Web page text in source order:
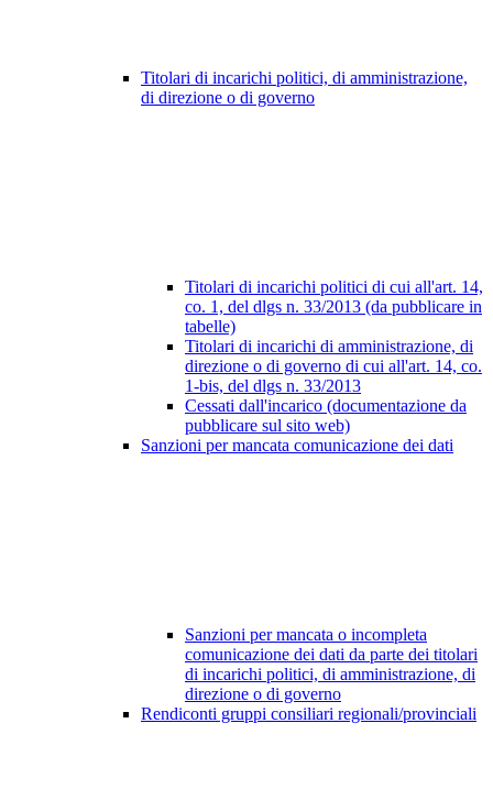
Titolari di incarichi politici, di amministrazione,
di direzione o di governo
Titolari di incarichi politici di cui all'art. 14,
co. 1, del dlgs n. 33/2013 (da pubblicare in
tabelle)
Titolari di incarichi di amministrazione, di
direzione o di governo di cui all'art. 14, co.
1-bis, del dlgs n. 33/2013
Cessati dall'incarico (documentazione da
pubblicare sul sito web)
Sanzioni per mancata comunicazione dei dati
Sanzioni per mancata o incompleta
comunicazione dei dati da parte dei titolari
di incarichi politici, di amministrazione, di
direzione o di governo
Rendiconti gruppi consiliari regionali/provinciali